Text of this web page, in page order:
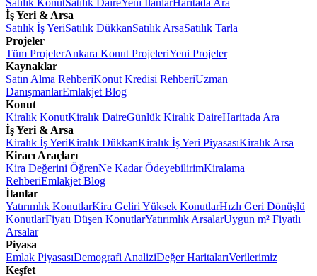
Satılık KonutSatılık DaireYeni İlanlarHaritada Ara
İş Yeri & Arsa
Satılık İş YeriSatılık DükkanSatılık ArsaSatılık Tarla
Projeler
Tüm ProjelerAnkara Konut ProjeleriYeni Projeler
Kaynaklar
Satın Alma RehberiKonut Kredisi RehberiUzman
DanışmanlarEmlakjet Blog
Konut
Kiralık KonutKiralık DaireGünlük Kiralık DaireHaritada Ara
İş Yeri & Arsa
Kiralık İş YeriKiralık DükkanKiralık İş Yeri PiyasasıKiralık Arsa
Kiracı Araçları
Kira Değerini ÖğrenNe Kadar ÖdeyebilirimKiralama
RehberiEmlakjet Blog
İlanlar
Yatırımlık KonutlarKira Geliri Yüksek KonutlarHızlı Geri Dönüşlü
KonutlarFiyatı Düşen KonutlarYatırımlık ArsalarUygun m² Fiyatlı
Arsalar
Piyasa
Emlak PiyasasıDemografi AnaliziDeğer HaritalarıVerilerimiz
Keşfet